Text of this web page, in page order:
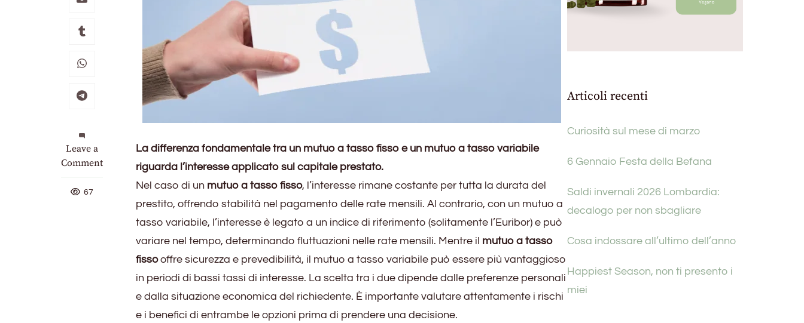
Leave a
Comment
on
Differenza
mutuo
67
La differenza fondamentale tra un mutuo a tasso fisso e un mutuo a tasso variabile
riguarda l’interesse applicato sul capitale prestato.
Nel caso di un mutuo a tasso fisso, l’interesse rimane costante per tutta la durata del
prestito, offrendo stabilità nel pagamento delle rate mensili. Al contrario, con un mutuo a
tasso variabile, l’interesse è legato a un indice di riferimento (solitamente l’Euribor) e può
variare nel tempo, determinando fluttuazioni nelle rate mensili. Mentre il mutuo a tasso
fissooffre sicurezza e prevedibilità, il mutuo a tasso variabile può essere più vantaggioso
in periodi di bassi tassi di interesse. La scelta tra i due dipende dalle preferenze personali
e dalla situazione economica del richiedente. È importante valutare attentamente i rischi
e i benefici di entrambe le opzioni prima di prendere una decisione.
Articoli recenti
Curiosità sul mese di marzo
6 Gennaio Festa della Befana
Saldi invernali 2026 Lombardia:
decalogo per non sbagliare
Cosa indossare all’ultimo dell’anno
Happiest Season, non ti presento i
miei